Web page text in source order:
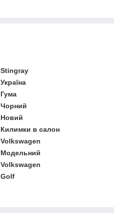
Stingray
Україна
Гума
Чорний
Новий
Килимки в салон
Volkswagen
Модельний
Volkswagen
Golf